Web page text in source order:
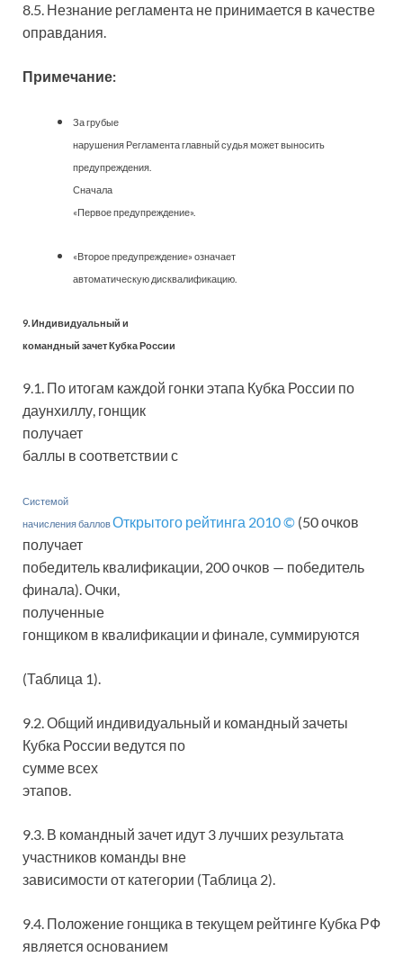
8.5. Незнание регламента не принимается в качестве
оправдания.
Примечание:
За грубые
нарушения Регламента главный судья может выносить
предупреждения.
Сначала
«Первое предупреждение».
«Второе предупреждение» означает
автоматическую дисквалификацию.
9. Индивидуальный и
командный зачет Кубка России
9.1. По итогам каждой гонки этапа Кубка России по
даунхиллу, гонщик
получает
баллы в соответствии с
Системой
начисления балловОткрытого рейтинга 2010 © (50 очков
получает
победитель квалификации, 200 очков — победитель
финала). Очки,
полученные
гонщиком в квалификации и финале, суммируются
(Таблица 1).
9.2. Общий индивидуальный и командный зачеты
Кубка России ведутся по
сумме всех
этапов.
9.3. В командный зачет идут 3 лучших результата
участников команды вне
зависимости от категории (Таблица 2).
9.4. Положение гонщика в текущем рейтинге Кубка РФ
является основанием